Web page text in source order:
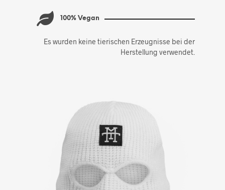
100% Vegan
Es wurden keine tierischen Erzeugnisse bei der
Herstellung verwendet.